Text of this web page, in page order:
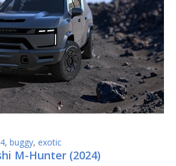
, buggy, exotic
M-Hunter (2024)